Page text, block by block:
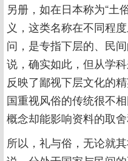
另册，如在日本称为“土
义，这类名称在不同程
问，是专指下层的、民
说，确实如此，但从学
反映了鄙视下层文化的
国重视风俗的传统很不
概念却能影响资料的取舍
所以，礼与俗，无论就